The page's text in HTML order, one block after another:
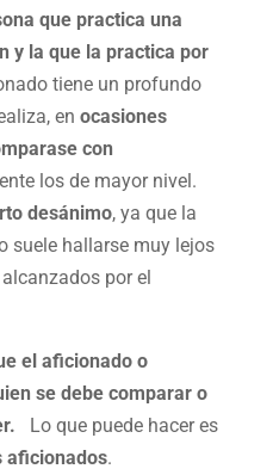
que practica una
y la que la practica por
tiene un profundo
en ocasiones
con
los de mayor nivel.
desánimo, ya que la
suele hallarse muy lejos
por el
el aficionado o
se debe comparar o
Lo que puede hacer es
aficionados.